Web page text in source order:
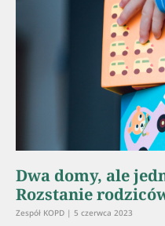
Dwa domy, ale
Rozstanie
Zespół KOPD 5 czerwca 2023